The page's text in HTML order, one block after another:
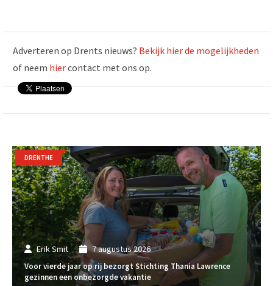
Adverteren op Drents nieuws? Bekijk hier de mogelijkheden
of neem hiercontact met ons op.
Erik Smit 7 augustus 2026
Voor vierde jaar op rij bezorgt Stichting Thania Lawrence
gezinnen een onbezorgde vakantie
DRENTHE